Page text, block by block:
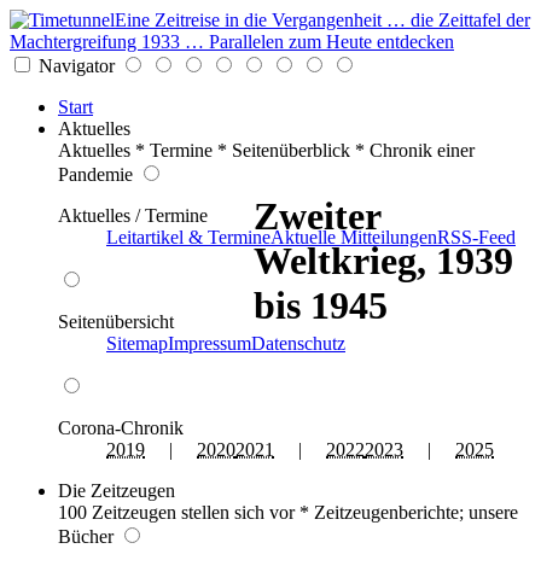
Eine Zeitreise in die Vergangenheit … die Zeittafel der
Machtergreifung 1933 … Parallelen zum Heute entdecken
Navigator
Start
Aktuelles
Aktuelles * Termine * Seitenüberblick * Chronik einer
Pandemie
Aktuelles / Termine
Leitartikel & TermineAktuelle MitteilungenRSS-Feed
Seitenübersicht
SitemapImpressumDatenschutz
Corona-Chronik
2019 | 20202021 | 20222023 | 2025
Die Zeitzeugen
100 Zeitzeugen stellen sich vor * Zeitzeugenberichte; unsere
Bücher
Zweiter
Weltkrieg, 1939
bis 1945